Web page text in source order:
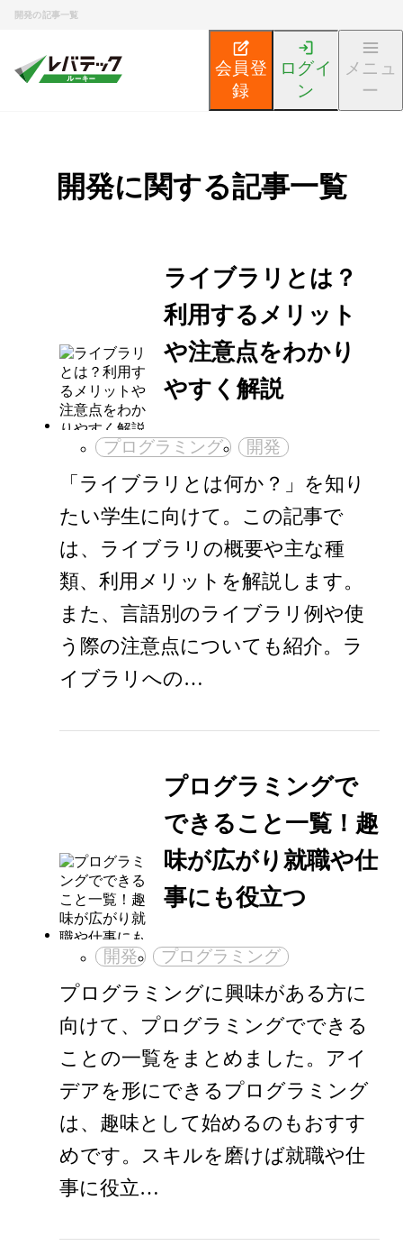
開発の記事一覧
会員登
録
ログイ
ン
メニュ
ー
開発に関する記事一覧
ライブラリとは？
利用するメリット
や注意点をわかり
やすく解説
プログラミング 開発
「ライブラリとは何か？」を知り
たい学生に向けて。この記事で
は、ライブラリの概要や主な種
類、利用メリットを解説します。
また、言語別のライブラリ例や使
う際の注意点についても紹介。ラ
イブラリへの…
プログラミングで
できること一覧！趣
味が広がり就職や仕
事にも役立つ
開発 プログラミング
プログラミングに興味がある方に
向けて、プログラミングでできる
ことの一覧をまとめました。アイ
デアを形にできるプログラミング
は、趣味として始めるのもおすす
めです。スキルを磨けば就職や仕
事に役立…